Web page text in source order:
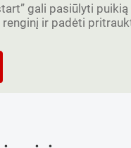
gali pasiūlyti
renginį ir padėti